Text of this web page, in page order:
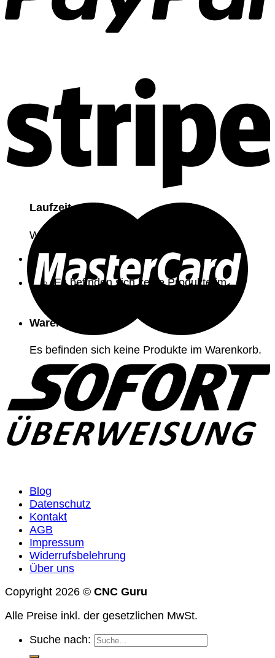
Laufzeit
Was gibt es schöneres?
Es befinden sich keine Produkte im
Warenkorb
Es befinden sich keine Produkte im Warenkorb.
Blog
Datenschutz
Kontakt
AGB
Impressum
Widerrufsbelehrung
Über uns
Copyright 2026 © CNC Guru
Alle Preise inkl. der gesetzlichen MwSt.
Suche nach: